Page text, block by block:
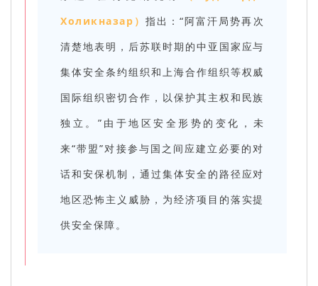
Холикназар） 指出：“阿富汗局势再次
清楚地表明，后苏联时期的中亚国家应与
集体安全条约组织和上海合作组织等权威
国际组织密切合作，以保护其主权和民族
独立。”由于地区安全形势的变化，未
来“带盟”对接参与国之间应建立必要的对
话和安保机制，通过集体安全的路径应对
地区恐怖主义威胁，为经济项目的落实提
供安全保障。